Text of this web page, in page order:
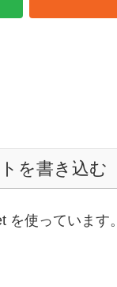
を書き込む
使っています。